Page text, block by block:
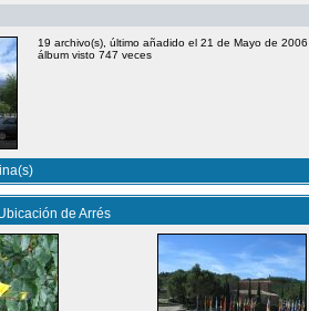
19 archivo(s), último añadido el 21 de Mayo de 2006
álbum visto 747 veces
de Arrés